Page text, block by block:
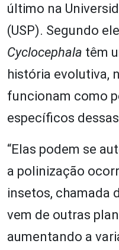
último na
(USP). Segundo
Cyclocephala têm
história evolutiva,
funcionam como
específicos
“Elas podem se
a polinização
insetos, chamada
vem de outras
aumentando a